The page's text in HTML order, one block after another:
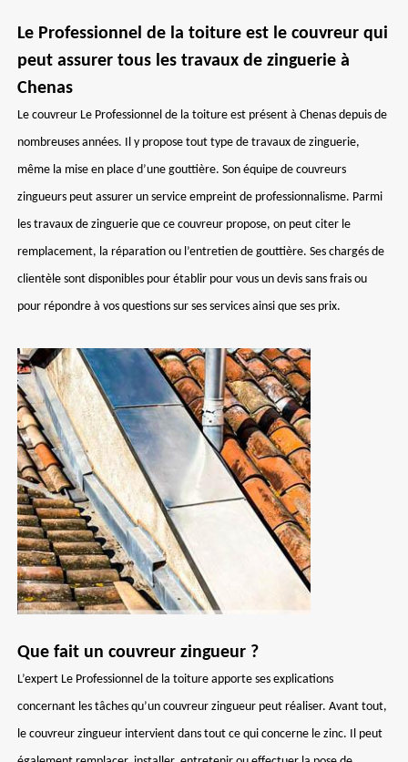
Le Professionnel de la toiture est le couvreur qui
peut assurer tous les travaux de zinguerie à
Chenas
Le couvreur Le Professionnel de la toiture est présent à Chenas depuis de
nombreuses années. Il y propose tout type de travaux de zinguerie,
même la mise en place d’une gouttière. Son équipe de couvreurs
zingueurs peut assurer un service empreint de professionnalisme. Parmi
les travaux de zinguerie que ce couvreur propose, on peut citer le
remplacement, la réparation ou l’entretien de gouttière. Ses chargés de
clientèle sont disponibles pour établir pour vous un devis sans frais ou
pour répondre à vos questions sur ses services ainsi que ses prix.
Que fait un couvreur zingueur ?
L’expert Le Professionnel de la toiture apporte ses explications
concernant les tâches qu’un couvreur zingueur peut réaliser. Avant tout,
le couvreur zingueur intervient dans tout ce qui concerne le zinc. Il peut